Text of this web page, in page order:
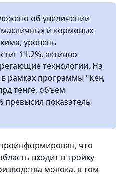
об увеличении
и кормовых
уровень
11,2%, активно
технологии. На
в рамках программы "Кең
тенге, объем
превысил показатель
проинформирован, что
входит в тройку
молока, в том